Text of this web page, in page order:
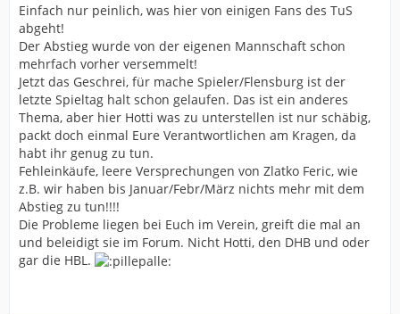
Einfach nur peinlich, was hier von einigen Fans des TuS
abgeht!
Der Abstieg wurde von der eigenen Mannschaft schon
mehrfach vorher versemmelt!
Jetzt das Geschrei, für mache Spieler/Flensburg ist der
letzte Spieltag halt schon gelaufen. Das ist ein anderes
Thema, aber hier Hotti was zu unterstellen ist nur schäbig,
packt doch einmal Eure Verantwortlichen am Kragen, da
habt ihr genug zu tun.
Fehleinkäufe, leere Versprechungen von Zlatko Feric, wie
z.B. wir haben bis Januar/Febr/März nichts mehr mit dem
Abstieg zu tun!!!!
Die Probleme liegen bei Euch im Verein, greift die mal an
und beleidigt sie im Forum. Nicht Hotti, den DHB und oder
gar die HBL.